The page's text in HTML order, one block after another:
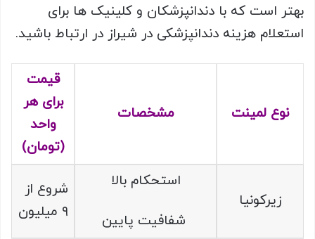
بهتر است که با دندانپزشکان و کلینیک ها برای
استعلام هزینه دندانپزشکی در شیراز در ارتباط باشید.
نوع لمینت مشخصات
قیمت
برای هر
واحد
(تومان)
زیرکونیا
استحکام بالا
شفافیت پایین
شروع از
۹ میلیون